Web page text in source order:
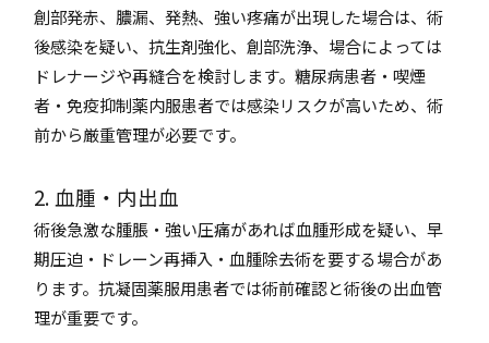
創部発赤、膿漏、発熱、強い疼痛が出現した場合は、術
後感染を疑い、抗生剤強化、創部洗浄、場合によっては
ドレナージや再縫合を検討します。糖尿病患者・喫煙
者・免疫抑制薬内服患者では感染リスクが高いため、術
前から厳重管理が必要です。
2. 血腫・内出血
術後急激な腫脹・強い圧痛があれば血腫形成を疑い、早
期圧迫・ドレーン再挿入・血腫除去術を要する場合があ
ります。抗凝固薬服用患者では術前確認と術後の出血管
理が重要です。